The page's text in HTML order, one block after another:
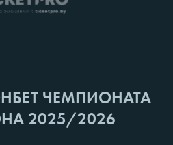
ЧЕМПИОНАТА
2025/2026